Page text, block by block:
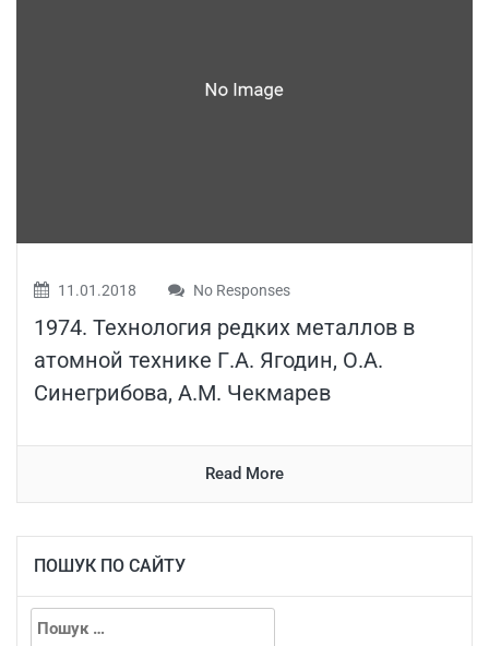
11.01.2018 No Responses
1974. Технология редких металлов в
атомной технике Г.А. Ягодин, О.А.
Синегрибова, А.М. Чекмарев
Read More
ПОШУК ПО САЙТУ